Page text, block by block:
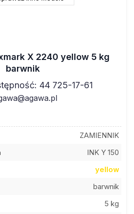
X 2240 yellow 5 kg
barwnik
44 725-17-61
ZAMIENNIK
INK Y 150
yellow
barwnik
5 kg